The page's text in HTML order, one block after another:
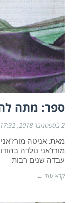
ספר: מתה
2 בספטמבר 2018 17:32
מאת: אניטה
מורז'אני נולדה
עבדה שנים רבות
קרא עוד ←